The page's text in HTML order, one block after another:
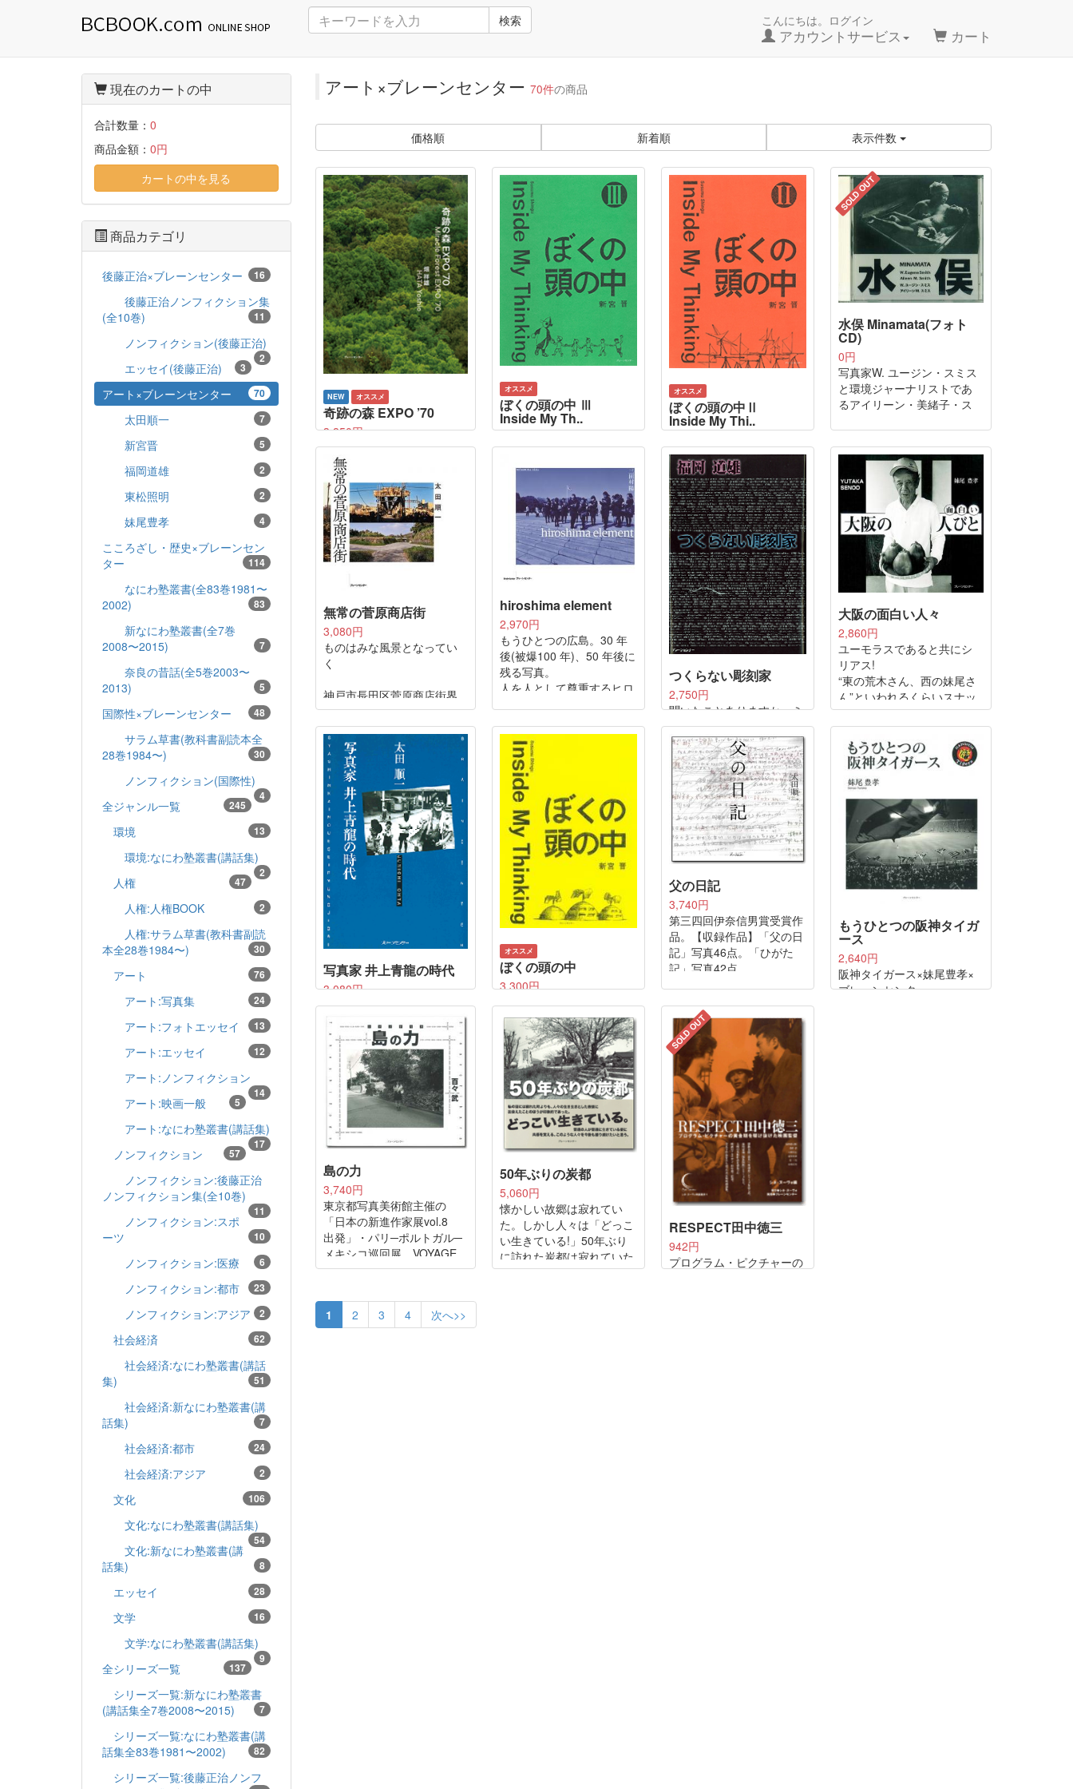
検索 こんにちは。ログイン
アカウントサービス カート
アート×ブレーンセンター 70件の商品
価格順 新着順 表示件数
NEW オススメ
奇跡の森 EXPO ’70
3,850円
70 年万博の跡地は交通の要
所から「ビジネスセンタ
ー」が構想されていたが、
環境破壊・大気汚染・急激
な都市化への批判に押され
「緑に包まれた文化公園」
へと政策が急展開した。そ
の背景には日本民族学の元
敬三から始まり、芸術家で
パリ大学民族学科卒の岡本
太郎、文化人類学の泉靖一
東大教授、梅棹忠夫京大教
授、SF作家の小松左京、造
園家の吉村元男へとつなが
る先駆者たちの共鳴関係が
重なり「緑に
オススメ
ぼくの頭の中 Ⅲ
Inside My Th..
地球を舞台に、風や水で動
く彫刻を作り続けているア
ーティスト新宮 晋が、次
世代に贈る元気なメッセー
ジ。造形のエッセンスを手
描きのデッサンと文、写真
で綴った、貴重なスケッチ
ブック。
2013年に上梓された「ぼ
に開催される『平行人生
Parallel lives』新宮 晋+ レ
ンゾ・ピアノ展(大阪中之
島美術館)にあわせ、続編II
巻・III巻を同時発行。
オススメ
ぼくの頭の中Ⅱ
Inside My Thi..
地球を舞台に、風や水で動
く彫刻を作り続けているア
ーティスト新宮 晋が、次
世代に贈る元気なメッセー
ジ。造形のエッセンスを手
描きのデッサンと文、写真
で綴った、貴重なスケッチ
ブック。
SOLD OUT
水俣 Minamata(フォト
CD)
0円
写真家W. ユージン・スミス
と環境ジャーナリストであ
るアイリーン・美緒子・ス
『水俣』。
無常の菅原商店街
3,080円
ものはみな風景となってい
く
神戸市長田区菅原商店街界
隈。
震災の焼け野原を1月25日か
ら丸3日間カメラを下に向け
て、
おがむように撮り進められ
た写真31点に、
おびただしい人間の生死を
みつめつづけてきた
大和の風景が寄り添う。
hiroshima element
2,970円
もうひとつの広島。30 年
後(被爆100 年)、50 年後に
残る写真。
人を人として尊重するヒロ
たとえ一粒であろうとも、
やさしく、激しく、うつく
しく。
つくらない彫刻家
2,750円
聞いたことありますか、ミ
ミズの戯言(たわごと)を。
見たことありますか、腐っ
たキンタマを。覗いてみま
せんか、芸術の深淵を
大阪の面白い人々
2,860円
ユーモラスであると共にシ
リアス!
“東の荒木さん、西の妹尾さ
ん”といわれるくらいスナッ
プの名手、妹尾氏。面白い
けれどそれだけではない、
人生の断片をも見せてくれ
る「大阪の面白い人び
と」。
写真家 井上青龍の時代
3,080円
かつてこんなに凄い写真家
がいたことをあなたは、ご
存知でしたか?激動の1960～
70年。見る者の心に突き刺
さる<釜ヶ崎>の衝撃的な写
真で登場した井上青龍氏。
今や伝説中の人物と化し
た、この孤独な記録者の実
像に迫ります。
オススメ
ぼくの頭の中
3,300円
き。
青い星・地球がもっと好き
になるShinguスケッチブッ
ク。
世界に通用する、鋭いオリ
ジナリティ、高いクリエイ
ティビリティがどこから生
まれてきたのか!どのよう
にしてつくりあげてきたの
宮晋の発想方法、思考方
法、イマジネーションを絵
コンテ・写真・設計図・エ
ッセーで読み解く。新宮の
頭の中を読み解く。
この本をヒントに若者よ少
年よ少女よ!
父の日記
3,740円
第三四回伊奈信男賞受賞作
品。【収録作品】「父の日
記」写真46点。「ひがた
記」写真42点。
もうひとつの阪神タイガ
ース
2,640円
阪神タイガース×妹尾豊孝×
ブレーンセンター
島の力
3,740円
東京都写真美術館主催の
「日本の新進作家展vol.8
出発」・パリ─ポルトガル─
メキシコ巡回展 VOYAGE
Contemporary Japanese
心とした写真集。
50年ぶりの炭都
5,060円
懐かしい故郷は寂れてい
た。しかし人々は「どっこ
い生きている!」50年ぶり
に訪れた炭都は寂れていた
が、そこには人々の情があ
SOLD OUT
RESPECT田中徳三
942円
プログラム・ピクチャーの
1 2 3 4 次へ>>
現在のカートの中
合計数量： 0
商品金額： 0円
カートの中を見る
商品カテゴリ
後藤正治×ブレーンセンター 16
後藤正治ノンフィクション集
(全10巻)
11
ノンフィクション(後藤正治)
2
エッセイ(後藤正治) 3
アート×ブレーンセンター 70
太田順一 7
新宮晋 5
福岡道雄 2
東松照明 2
妹尾豊孝 4
こころざし・歴史×ブレーンセン
ター
114
なにわ塾叢書(全83巻1981〜
2002)
83
新なにわ塾叢書(全7巻
2008〜2015)
7
奈良の昔話(全5巻2003〜
2013)
5
国際性×ブレーンセンター 48
サラム草書(教科書副読本全
28巻1984〜)
30
ノンフィクション(国際性)
4
全ジャンル一覧 245
環境 13
環境:なにわ塾叢書(講話集)
2
人権 47
人権:人権BOOK 2
人権:サラム草書(教科書副読
本全28巻1984〜)
30
アート 76
アート:写真集 24
アート:フォトエッセイ 13
アート:エッセイ 12
アート:ノンフィクション
14
アート:映画一般 5
アート:なにわ塾叢書(講話集)
17
ノンフィクション 57
ノンフィクション:後藤正治
ノンフィクション集(全10巻)
11
ノンフィクション:スポ
ーツ
10
ノンフィクション:医療 6
ノンフィクション:都市 23
ノンフィクション:アジア 2
社会経済 62
社会経済:なにわ塾叢書(講話
集)
51
社会経済:新なにわ塾叢書(講
話集)
7
社会経済:都市 24
社会経済:アジア 2
文化 106
文化:なにわ塾叢書(講話集)
54
文化:新なにわ塾叢書(講
話集)
8
エッセイ 28
文学 16
文学:なにわ塾叢書(講話集)
9
全シリーズ一覧 137
シリーズ一覧:新なにわ塾叢書
(講話集全7巻2008〜2015)
7
シリーズ一覧:なにわ塾叢書(講
話集全83巻1981〜2002)
82
シリーズ一覧:後藤正治ノンフ